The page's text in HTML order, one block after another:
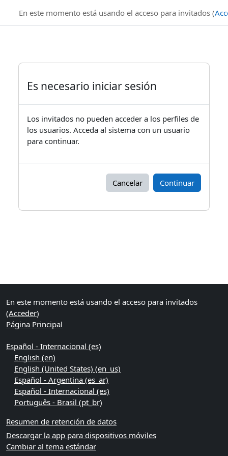
En este momento está usando el acceso para invitados (
Es necesario iniciar sesión
Los invitados no pueden acceder a los perfiles de
los usuarios. Acceda al sistema con un usuario
para continuar.
Cancelar Continuar
En este momento está usando el acceso para invitados
(Acceder)
Página Principal
Español - Internacional ‎(es)‎
English ‎(en)‎
English (United States) ‎(en_us)‎
Español - Argentina ‎(es_ar)‎
Español - Internacional ‎(es)‎
Português - Brasil ‎(pt_br)‎
Resumen de retención de datos
Descargar la app para dispositivos móviles
Cambiar al tema estándar